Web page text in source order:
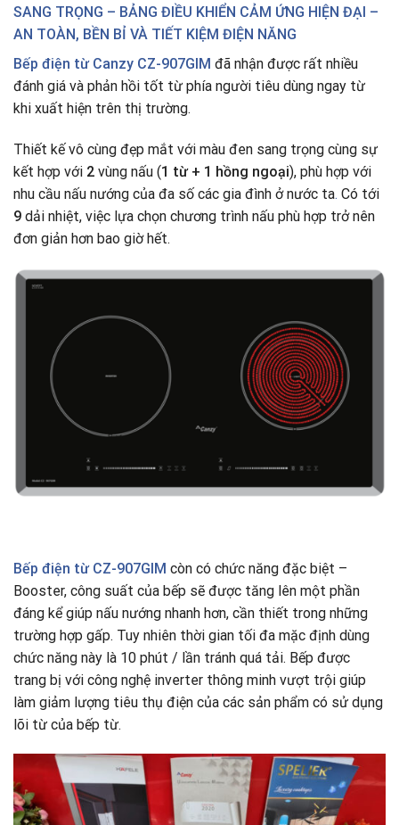
SANG TRỌNG – BẢNG ĐIỀU KHIỂN CẢM ỨNG HIỆN ĐẠI –
AN TOÀN, BỀN BỈ VÀ TIẾT KIỆM ĐIỆN NĂNG
Bếp điện từ Canzy CZ-907GIM đã nhận được rất nhiều
đánh giá và phản hồi tốt từ phía người tiêu dùng ngay từ
khi xuất hiện trên thị trường.
Thiết kế vô cùng đẹp mắt với màu đen sang trọng cùng sự
kết hợp với 2 vùng nấu (1 từ + 1 hồng ngoại), phù hợp với
nhu cầu nấu nướng của đa số các gia đình ở nước ta. Có tới
9 dải nhiệt, việc lựa chọn chương trình nấu phù hợp trở nên
đơn giản hơn bao giờ hết.
Bếp điện từ CZ-907GIM còn có chức năng đặc biệt –
Booster, công suất của bếp sẽ được tăng lên một phần
đáng kể giúp nấu nướng nhanh hơn, cần thiết trong những
trường hợp gấp. Tuy nhiên thời gian tối đa mặc định dùng
chức năng này là 10 phút / lần tránh quá tải. Bếp được
trang bị với công nghệ inverter thông minh vượt trội giúp
làm giảm lượng tiêu thụ điện của các sản phẩm có sử dụng
lõi từ của bếp từ.